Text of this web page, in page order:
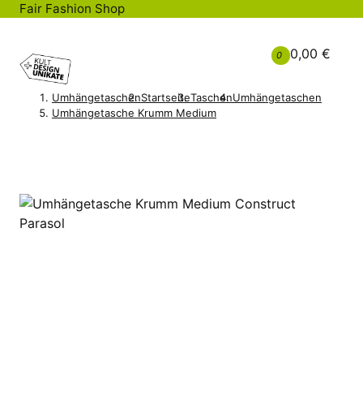
Fair Fashion Shop
0 0,00 €
UmhängetaschenStartseiteTaschenUmhängetaschen
Umhängetasche Krumm Medium